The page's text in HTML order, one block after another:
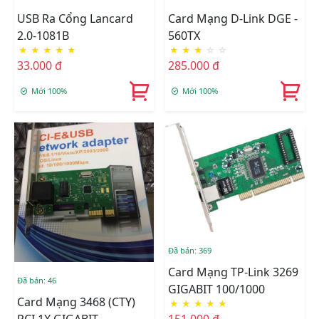
USB Ra Cổng Lancard
2.0-1081B
★ ★ ★ ★ ★
33.000 đ
Mới 100%
Card Mạng D-Link DGE -
560TX
★ ★ ★ ☆ ☆
285.000 đ
Mới 100%
Đã bán: 46
Card Mạng 3468 (CTY)
Đã bán: 369
Card Mạng TP-Link 3269
GIGABIT 100/1000
★ ★ ★ ★ ★